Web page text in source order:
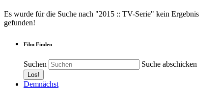
Es wurde für die Suche nach "2015 :: TV-Serie" kein Ergebnis
gefunden!
Film Finden
Suchen Suche abschicken
Demnächst